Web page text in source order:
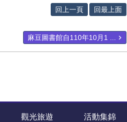
回上一頁 回最上面
麻豆圖書館自110年10月1 ...
觀光旅遊 活動集錦